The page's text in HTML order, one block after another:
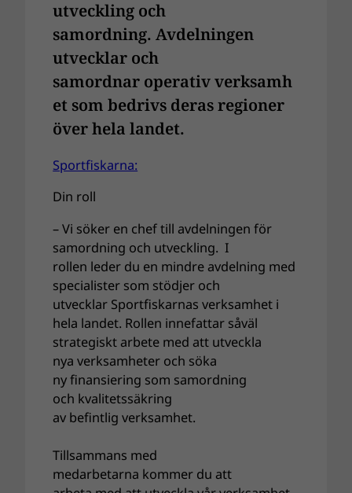
utveckling och
samordning. Avdelningen
utvecklar och
samordnar operativ verksamh
et som bedrivs deras regioner
över hela landet.
Sportfiskarna:
Din roll
– Vi söker en chef till avdelningen för
samordning och utveckling. I
rollen leder du en mindre avdelning med
specialister som stödjer och
utvecklar Sportfiskarnas verksamhet i
hela landet. Rollen innefattar såväl
strategiskt arbete med att utveckla
nya verksamheter och söka
ny finansiering som samordning
och kvalitetssäkring
av befintlig verksamhet.
Tillsammans med
medarbetarna kommer du att